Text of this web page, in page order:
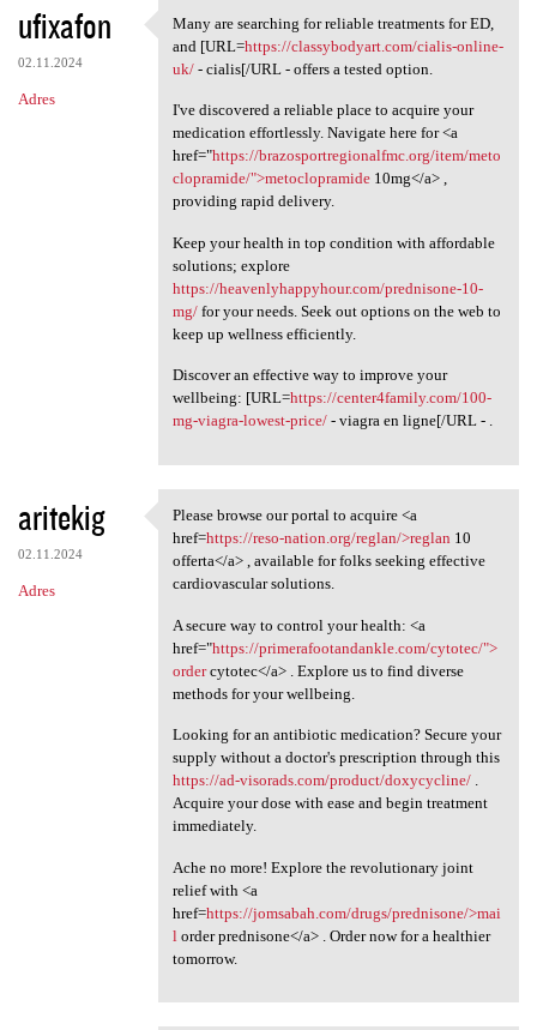
ufixafon
02.11.2024
Adres
Many are searching for
Many are searching for reliable treatments for ED,
and [URL=https://classybodyart.com/cialis-online-
uk/- cialis[/URL - offers a tested option.
I've discovered a reliable place to acquire your
medication effortlessly. Navigate here for <a
href="https://brazosportregionalfmc.org/item/meto
clopramide/">metoclopramide10mg</a> ,
providing rapid delivery.
Keep your health in top condition with affordable
solutions; explore
https://heavenlyhappyhour.com/prednisone-10-
mg/for your needs. Seek out options on the web to
keep up wellness efficiently.
Discover an effective way to improve your
wellbeing: [URL=https://center4family.com/100-
mg-viagra-lowest-price/- viagra en ligne[/URL - .
aritekig
02.11.2024
Adres
Please browse our portal to
Please browse our portal to acquire <a
href=https://reso-nation.org/reglan/>reglan 10
offerta</a> , available for folks seeking effective
cardiovascular solutions.
A secure way to control your health: <a
href="https://primerafootandankle.com/cytotec/">
ordercytotec</a> . Explore us to find diverse
methods for your wellbeing.
Looking for an antibiotic medication? Secure your
supply without a doctor's prescription through this
https://ad-visorads.com/product/doxycycline/.
Acquire your dose with ease and begin treatment
immediately.
Ache no more! Explore the revolutionary joint
relief with <a
href=https://jomsabah.com/drugs/prednisone/>mai
l order prednisone</a> . Order now for a healthier
tomorrow.